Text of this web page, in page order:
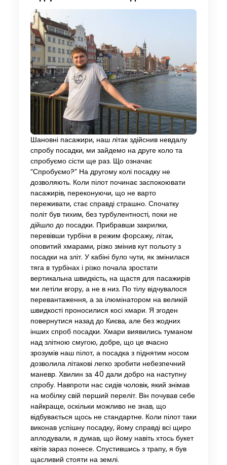
Шановні пасажири, наш літак здійснив невдалу
спробу посадки, ми зайдемо на друге коло та
спробуємо сісти ще раз. Що означає
“Спробуємо?” На другому колі посадку не
дозволяють. Коли пілот починає заспокоювати
пасажирів, переконуючи, що не варто
переживати, стає справді страшно. Спочатку
політ був тихим, без турбулентності, поки не
дійшло до посадки. Прибравши закрилки,
перевівши турбіни в режим форсажу, літак,
оповитий хмарами, різко змінив кут польоту з
посадки на зліт. У кабіні було чути, як змінилася
тяга в турбінах і різко почала зростати
вертикальна швидкість, на щастя для пасажирів
ми летіли вгору, а не в низ. По тілу відчувалося
перевантаження, а за ілюмінатором на великій
швидкості проносилися косі хмари. Я згоден
повернутися назад до Києва, але без жодних
інших спроб посадки. Хмари виявились туманом
над злітною смугою, добре, що це вчасно
зрозумів наш пілот, а посадка з піднятим носом
дозволила літакові легко зробити небезпечний
маневр. Хвилин за 40 дали добро на наступну
спробу. Навпроти нас сидів чоловік, який знімав
на мобілку свій перший переліт. Він почував себе
найкраще, оскільки можливо не знав, що
відбувається щось не стандартне. Коли пілот таки
виконав успішну посадку, йому справді всі щиро
аплодували, я думав, що йому навіть хтось букет
квітів зараз понесе. Спустившись з трапу, я був
щасливий стояти на землі.